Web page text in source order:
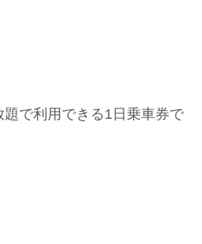
で利用できる1日乗車券で